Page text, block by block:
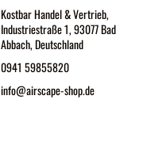
Kostbar Handel & Vertrieb,
Industriestraße 1, 93077 Bad
Abbach, Deutschland
0941 59855820
info@airscape-shop.de